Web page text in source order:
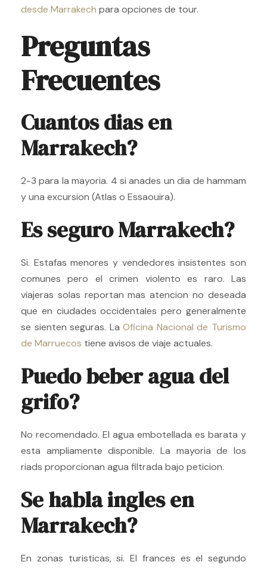
desde Marrakech para opciones de tour.
Preguntas
Frecuentes
Cuantos dias en
Marrakech?
2-3 para la mayoria. 4 si anades un dia de hammam
y una excursion (Atlas o Essaouira).
Es seguro Marrakech?
Si. Estafas menores y vendedores insistentes son
comunes pero el crimen violento es raro. Las
viajeras solas reportan mas atencion no deseada
que en ciudades occidentales pero generalmente
se sienten seguras. LaOficina Nacional de Turismo
de Marruecos tiene avisos de viaje actuales.
Puedo beber agua del
grifo?
No recomendado. El agua embotellada es barata y
esta ampliamente disponible. La mayoria de los
riads proporcionan agua filtrada bajo peticion.
Se habla ingles en
Marrakech?
En zonas turisticas, si. El frances es el segundo